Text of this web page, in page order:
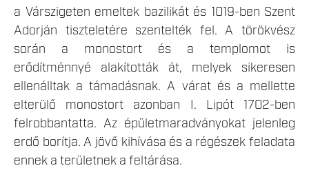
a Várszigeten emeltek bazilikát és 1019-ben Szent
Adorján tiszteletére szentelték fel. A törökvész
során a monostort és a templomot is
erődítménnyé alakították át, melyek sikeresen
ellenálltak a támadásnak. A várat és a mellette
elterülő monostort azonban I. Lipót 1702-ben
felrobbantatta. Az épületmaradványokat jelenleg
erdő borítja. A jövő kihívása és a régészek feladata
ennek a területnek a feltárása.